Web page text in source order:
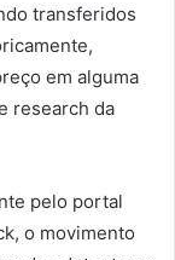
transferidos
em alguma
research da
pelo portal
o movimento